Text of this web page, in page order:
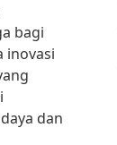
bagi
inovasi
dan